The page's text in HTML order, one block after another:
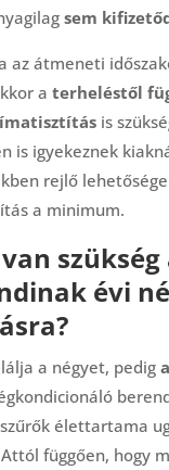
sem
az átmeneti
a terheléstől
is
is igyekeznek
rejlő
a minimum.
szükség
évi
a négyet, pedig
élettartama
függően, hogy